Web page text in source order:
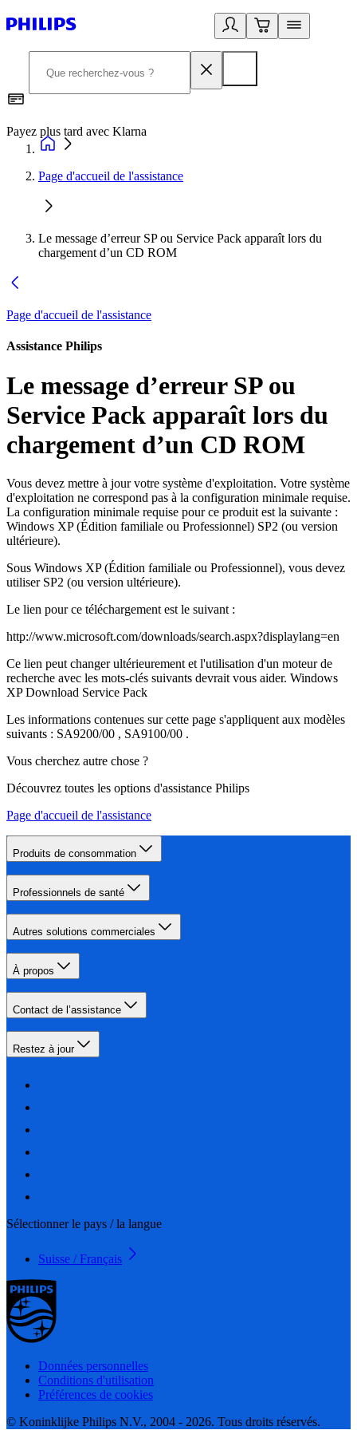
Payez plus tard avec Klarna
Page d'accueil de l'assistance
Le message d’erreur SP ou Service Pack apparaît lors du
chargement d’un CD ROM
Page d'accueil de l'assistance
Assistance Philips
Le message d’erreur SP ou
Service Pack apparaît lors du
chargement d’un CD ROM
Vous devez mettre à jour votre système d'exploitation. Votre système
d'exploitation ne correspond pas à la configuration minimale requise.
La configuration minimale requise pour ce produit est la suivante :
Windows XP (Édition familiale ou Professionnel) SP2 (ou version
ultérieure).
Sous Windows XP (Édition familiale ou Professionnel), vous devez
utiliser SP2 (ou version ultérieure).
Le lien pour ce téléchargement est le suivant :
http://www.microsoft.com/downloads/search.aspx?displaylang=en
Ce lien peut changer ultérieurement et l'utilisation d'un moteur de
recherche avec les mots-clés suivants devrait vous aider. Windows
XP Download Service Pack
Les informations contenues sur cette page s'appliquent aux modèles
suivants : SA9200/00 , SA9100/00 .
Vous cherchez autre chose ?
Découvrez toutes les options d'assistance Philips
Page d'accueil de l'assistance
Produits de consommation
Professionnels de santé
Autres solutions commerciales
À propos
Contact de l’assistance
Restez à jour
Sélectionner le pays / la langue
Suisse / Français
Données personnelles
Conditions d'utilisation
Préférences de cookies
© Koninklijke Philips N.V., 2004 - 2026. Tous droits réservés.